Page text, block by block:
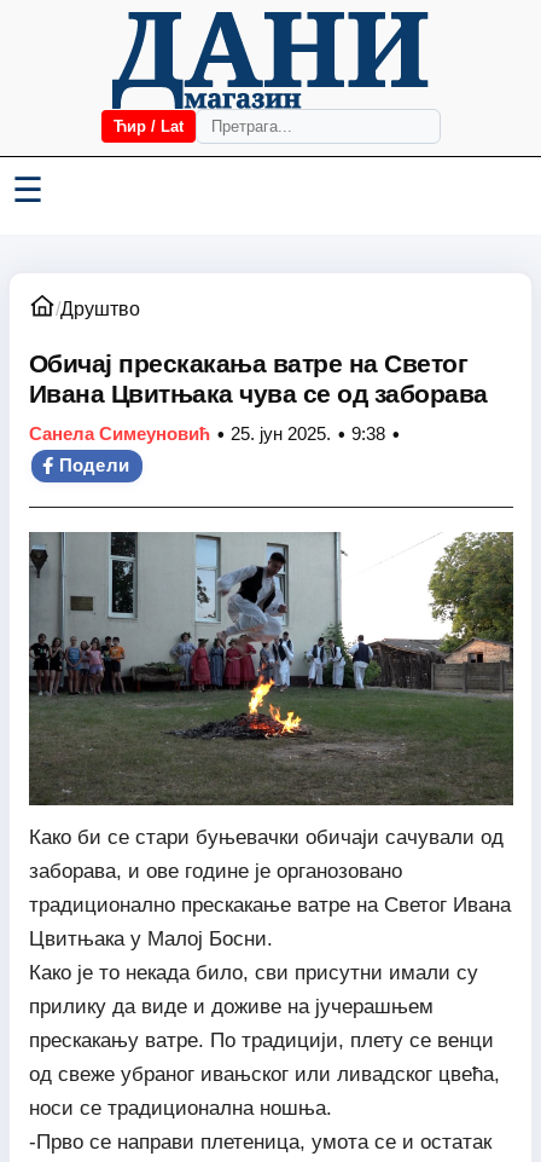
Ћир / Lat
☰
/Друштво
Обичај прескакања ватре на Светог
Ивана Цвитњака чува се од заборава
Санела Симеуновић • 25. јун 2025. • 9:38 •
Подели
Како би се стари буњевачки обичаји сачували од
заборава, и ове године је органозовано
традиционално прескакање ватре на Светог Ивана
Цвитњака у Малој Босни.
Како је то некада било, сви присутни имали су
прилику да виде и доживе на јучерашњем
прескакању ватре. По традицији, плету се венци
од свеже убраног ивањског или ливадског цвећа,
носи се традиционална ношња.
-Прво се направи плетеница, умота се и остатак